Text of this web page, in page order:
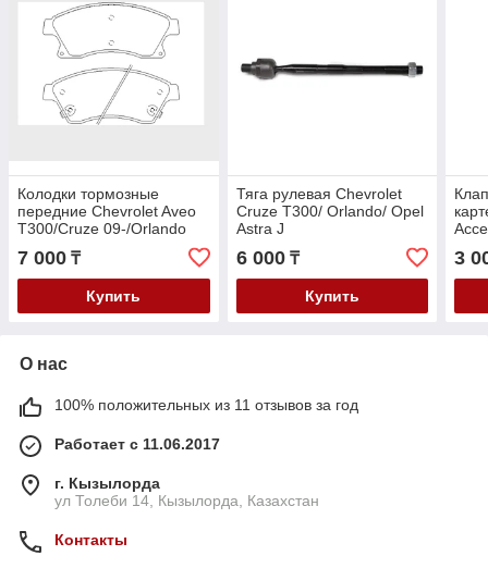
Колодки тормозные
передние Chevrolet Aveo
T300/Cruze 09-/Orlando
11-/Opel Astra J 09-
7 000 ₸
Купить
Тяга рулевая Chevrolet
Cruze T300/ Orlando/ Opel
Astra J
6 000₸
Купить
1.6
3
О нас
100% положительных из 11 отзывов за год
Работает с 11.06.2017
г. Кызылорда
ул Толеби 14, Кызылорда, Казахстан
Контакты